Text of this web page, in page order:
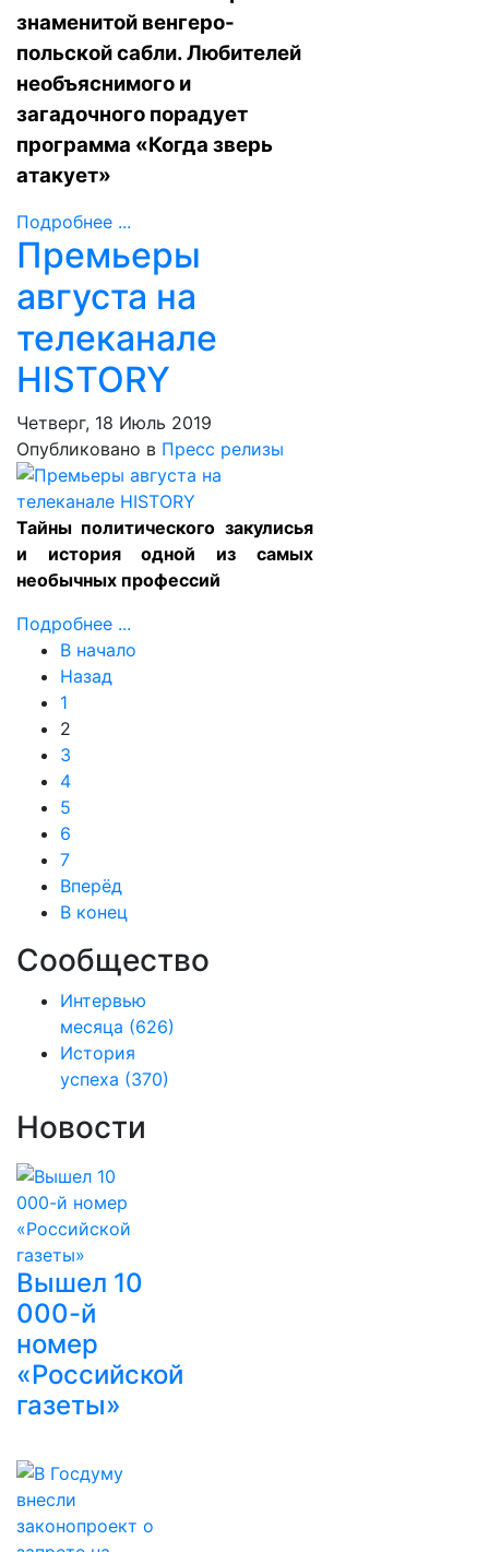
знаменитой венгеро-
польской сабли. Любителей
необъяснимого и
загадочного порадует
программа «Когда зверь
атакует»
Подробнее ...
Премьеры
августа на
телеканале
HISTORY
Четверг, 18 Июль 2019
Опубликовано в Пресс релизы
Тайны политического закулисья
и история одной из самых
необычных профессий
Подробнее ...
В начало
Назад
1
2
3
4
5
6
7
Вперёд
В конец
Сообщество
Интервью
месяца (626)
История
успеха (370)
Новости
Вышел 10
000-й
номер
«Российской
газеты»